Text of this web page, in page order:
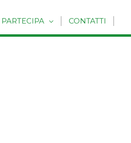
PARTECIPA CONTATTI